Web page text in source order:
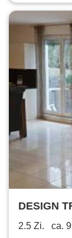
DESIGN
2.5 Zi. ca.